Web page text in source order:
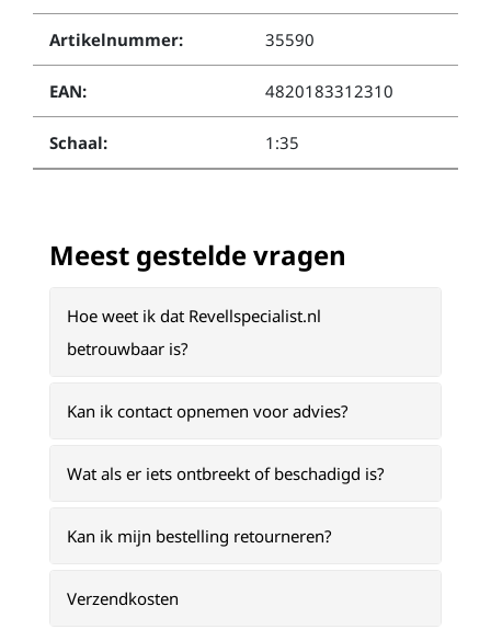
Artikelnummer: 35590
EAN: 4820183312310
Schaal: 1:35
Meest gestelde vragen
Hoe weet ik dat Revellspecialist.nl
betrouwbaar is?
Kan ik contact opnemen voor advies?
Wat als er iets ontbreekt of beschadigd is?
Kan ik mijn bestelling retourneren?
Verzendkosten